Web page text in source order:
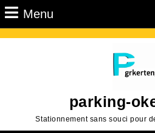
Passer
au
Menu
parking-
Stationnement sans souci pour